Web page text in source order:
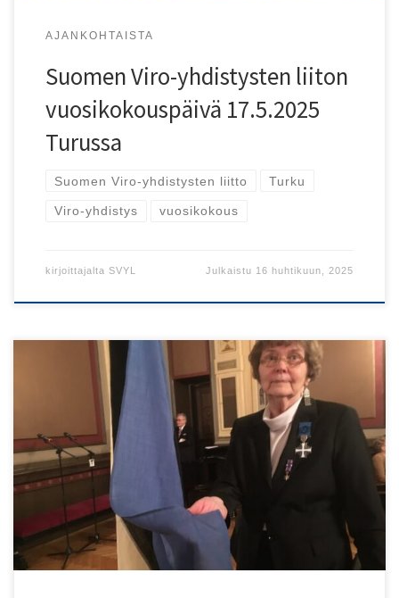
AJANKOHTAISTA
Suomen Viro-yhdistysten liiton
vuosikokouspäivä 17.5.2025
Turussa
Suomen Viro-yhdistysten liitto Turku
Viro-yhdistys vuosikokous
kirjoittajalta SVYL Julkaistu 16 huhtikuun, 2025
Tampere-Tartto-seuran pitkäaikainen puheenjohtaja Liisa
Löyttyniemi on nyt seuran kunniapuheenjohtaja.